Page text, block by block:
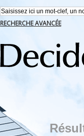
RECHERCHE AVANCÉE